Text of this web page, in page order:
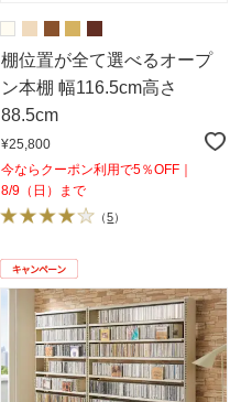
棚位置が全て選べるオープ
ン本棚 幅116.5cm高さ
88.5cm
¥25,800
今ならクーポン利用で5％OFF｜
8/9（日）まで
（5）